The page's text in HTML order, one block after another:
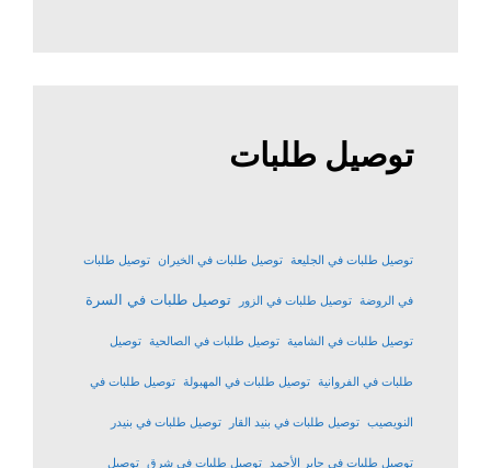
توصيل طلبات
توصيل طلبات في الجليعة توصيل طلبات في الخيران توصيل طلبات
في الروضة توصيل طلبات في الزور توصيل طلبات في السرة
توصيل طلبات في الشامية توصيل طلبات في الصالحية توصيل
طلبات في الفروانية توصيل طلبات في المهبولة توصيل طلبات في
النويصيب توصيل طلبات في بنيد القار توصيل طلبات في بنيدر
توصيل طلبات في جابر الأحمد توصيل طلبات في شرق توصيل